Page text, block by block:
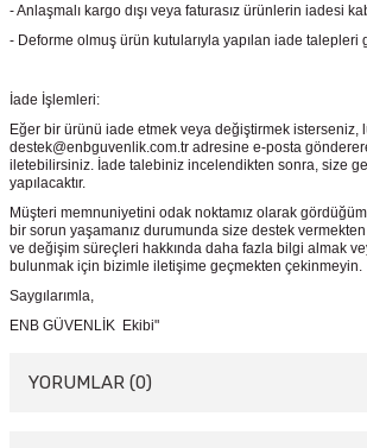
- Anlaşmalı kargo dışı veya faturasız ürünlerin iadesi
- Deforme olmuş ürün kutularıyla yapılan iade talepleri
İade İşlemleri:
Eğer bir ürünü iade etmek veya değiştirmek isterseniz,
destek@enbguvenlik.com.tr adresine e-posta
iletebilirsiniz. İade talebiniz incelendikten sonra, size
yapılacaktır.
Müşteri memnuniyetini odak noktamız olarak
bir sorun yaşamanız durumunda size destek
ve değişim süreçleri hakkında daha fazla bilgi almak
bulunmak için bizimle iletişime geçmekten çekinmeyin.
Saygılarımla,
ENB GÜVENLİK Ekibi"
YORUMLAR (0)